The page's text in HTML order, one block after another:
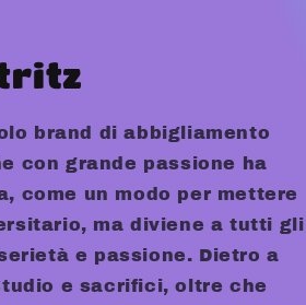
e
o
g
r
a
brand di abbigliamento
con grande passione ha
come un modo per mettere
ma diviene a tutti gli
e passione. Dietro a
e sacrifici, oltre che